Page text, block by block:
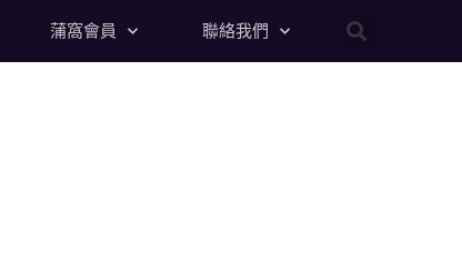
蒲窩會員 聯絡我們